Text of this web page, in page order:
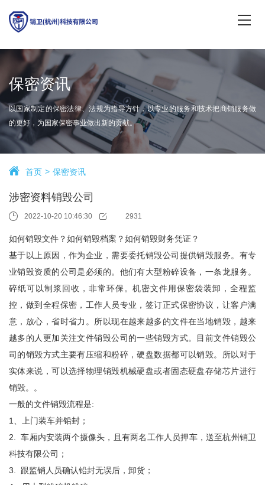
保密资讯
以国家制定的保密法律、法规为指导方针，以专业的服务和技术把商销服务做
的更好，为国家保密事业做出新的贡献。
首页 保密资讯
涉密资料销毁公司
2022-10-20 10:46:30 2931
如何销毁文件？如何销毁档案？如何销毁财务凭证？
基于以上原因，作为企业，需要委托销毁公司提供销毁服务。有专
业销毁资质的公司是必须的。他们有大型粉碎设备，一条龙服务。
碎纸可以制浆回收，非常环保。机密文件用保密袋装卸，全程监
控，做到全程保密，工作人员专业，签订正式保密协议，让客户满
意，放心，省时省力。所以现在越来越多的文件在当地销毁，越来
越多的人更加关注文件销毁公司的一些销毁方式。目前文件销毁公
司的销毁方式主要有压缩和粉碎，硬盘数据都可以销毁。所以对于
实体来说，可以选择物理销毁机械硬盘或者固态硬盘存储芯片进行
销毁。。
一般的文件销毁流程是:
1、上门装车并铅封；
2. 车厢内安装两个摄像头，且有两名工作人员押车，送至杭州销卫
科技有限公司；
3. 跟监销人员确认铅封无误后，卸货；